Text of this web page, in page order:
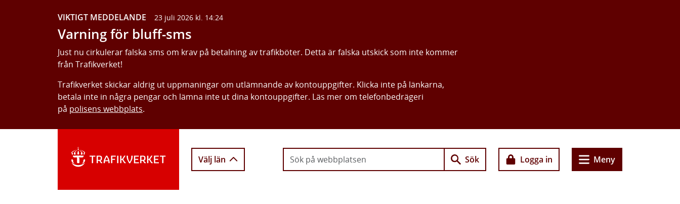
VIKTIGT MEDDELANDE 23 juli 2026 kl. 14:24
Varning för bluff-sms
Just nu cirkulerar falska sms om krav på betalning av trafikböter. Detta är falska utskick som inte kommer
från Trafikverket!
Trafikverket skickar aldrig ut uppmaningar om utlämnande av kontouppgifter. Klicka inte på länkarna,
betala inte in några pengar och lämna inte ut dina kontouppgifter. Läs mer om telefonbedrägeri
på polisens webbplats.
Välj län Sök Logga in Meny